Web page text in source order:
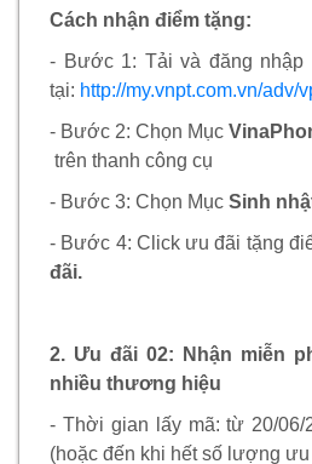
Cách nhận điểm tặng:
- Bước 1: Tải và đăng nhập
tại: http://my.vnpt.com.vn/adv/
- Bước 2: Chọn Mục
trên thanh công cụ
- Bước 3: Chọn Mục Sinh
- Bước 4: Click ưu đãi tặng
đãi.
2. Ưu đãi 02: Nhận miễn
nhiều thương hiệu
- Thời gian lấy mã: từ 20/06/
(hoặc đến khi hết số lượng ưu